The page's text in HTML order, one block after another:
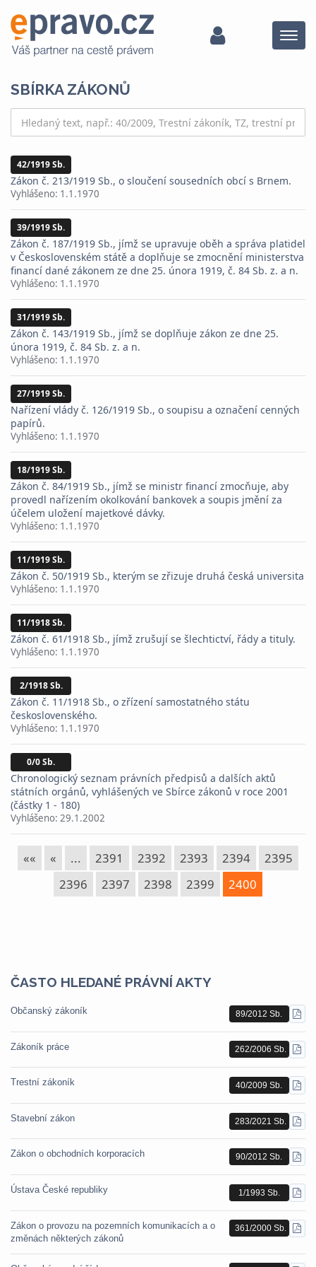
Menu
SBÍRKA ZÁKONŮ
42/1919 Sb.
Zákon č. 213/1919 Sb., o sloučení sousedních obcí s Brnem.
Vyhlášeno: 1.1.1970
39/1919 Sb.
Zákon č. 187/1919 Sb., jímž se upravuje oběh a správa platidel
v Československém státě a doplňuje se zmocnění ministerstva
financí dané zákonem ze dne 25. února 1919, č. 84 Sb. z. a n.
Vyhlášeno: 1.1.1970
31/1919 Sb.
Zákon č. 143/1919 Sb., jímž se doplňuje zákon ze dne 25.
února 1919, č. 84 Sb. z. a n.
Vyhlášeno: 1.1.1970
27/1919 Sb.
Nařízení vlády č. 126/1919 Sb., o soupisu a označení cenných
papírů.
Vyhlášeno: 1.1.1970
18/1919 Sb.
Zákon č. 84/1919 Sb., jímž se ministr financí zmocňuje, aby
provedl nařízením okolkování bankovek a soupis jmění za
účelem uložení majetkové dávky.
Vyhlášeno: 1.1.1970
11/1919 Sb.
Zákon č. 50/1919 Sb., kterým se zřizuje druhá česká universita
Vyhlášeno: 1.1.1970
11/1918 Sb.
Zákon č. 61/1918 Sb., jímž zrušují se šlechtictví, řády a tituly.
Vyhlášeno: 1.1.1970
2/1918 Sb.
Zákon č. 11/1918 Sb., o zřízení samostatného státu
československého.
Vyhlášeno: 1.1.1970
0/0 Sb.
Chronologický seznam právních předpisů a dalších aktů
státních orgánů, vyhlášených ve Sbírce zákonů v roce 2001
(částky 1 - 180)
Vyhlášeno: 29.1.2002
«« « ... 2391 2392 2393 2394
2395
2396
2397 2398 2399 2400
ČASTO HLEDANÉ PRÁVNÍ AKTY
Občanský zákoník 89/2012 Sb.
PDF
Zákoník práce 262/2006 Sb.
PDF
Trestní zákoník 40/2009 Sb.
PDF
Stavební zákon 283/2021 Sb.
PDF
Zákon o obchodních korporacích 90/2012 Sb.
PDF
Ústava České republiky 1/1993 Sb.
PDF
Zákon o provozu na pozemních komunikacích a o
změnách některých zákonů
361/2000 Sb.
PDF